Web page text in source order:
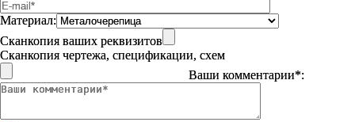
Материал:
Сканкопия ваших реквизитов
Сканкопия чертежа, спецификации, схем
Ваши комментарии*: